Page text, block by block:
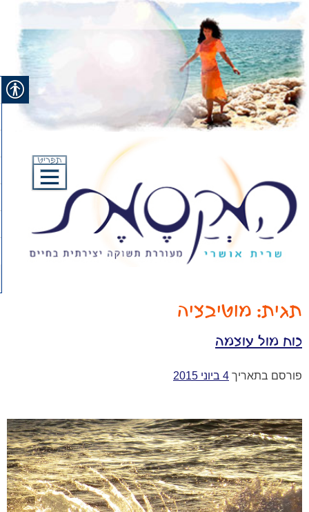
Skip
content
תגית: מוטיבציה
כוח מול עוצמה
פורסם בתאריך 4 ביוני 2015